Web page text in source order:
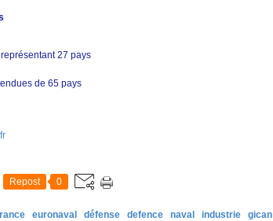
27 pays
de 65 pays
Repost 0
euronaval défense defence naval industrie
gican